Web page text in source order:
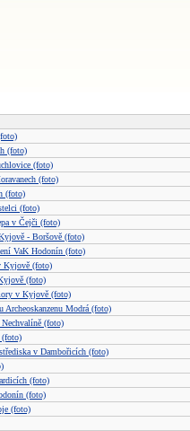
(foto)
(foto)
(foto)
(foto)
(foto)
v Čejči (foto)
- Boršově (foto)
VaK Hodonín (foto)
Kyjově (foto)
(foto)
v Kyjově (foto)
Modrá (foto)
(foto)
(foto)
v Dambořicích (foto)
(foto)
(foto)
(foto)